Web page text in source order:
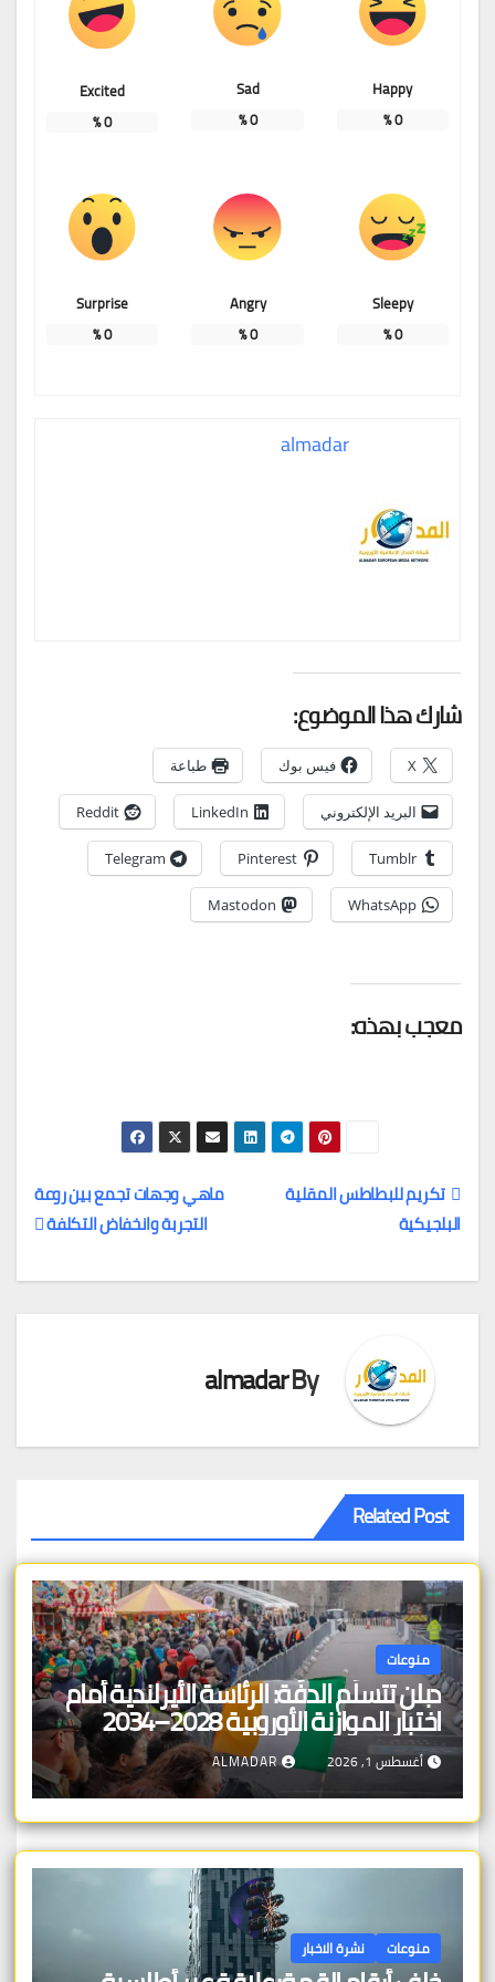
Happy
0
%
Sad
0
%
Excited
0
%
Sleepy
0
%
Angry
0
%
Surprise
0
%
almadar
شارك هذا الموضوع:
X فيس بوك طباعة
البريد الإلكتروني LinkedIn
Reddit
Tumblr
Pinterest
Telegram
WhatsApp
Mastodon
معجب بهذه:
تصفّح
المقالات
ماهي وجهات تجمع بين روعة
التجربة وانخفاض التكلفة
تكريم للبطاطس المقلية
البلجيكية
By
almadar
Related Post
منوعات
دبلن تتسلّم الدفّة: الرئاسة الأيرلندية أمام
اختبار الموازنة الأوروبية 2028–2034
أغسطس 1, 2026 ALMADAR
منوعات نشرة الاخبار